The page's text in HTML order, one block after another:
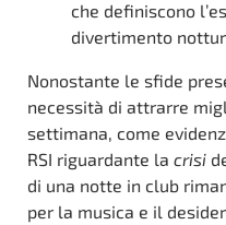
che definiscono
divertimento
Nonostante le sfide
necessità di attrarre
settimana, come
RSI riguardante la crisi
di una notte in club
per la musica e il